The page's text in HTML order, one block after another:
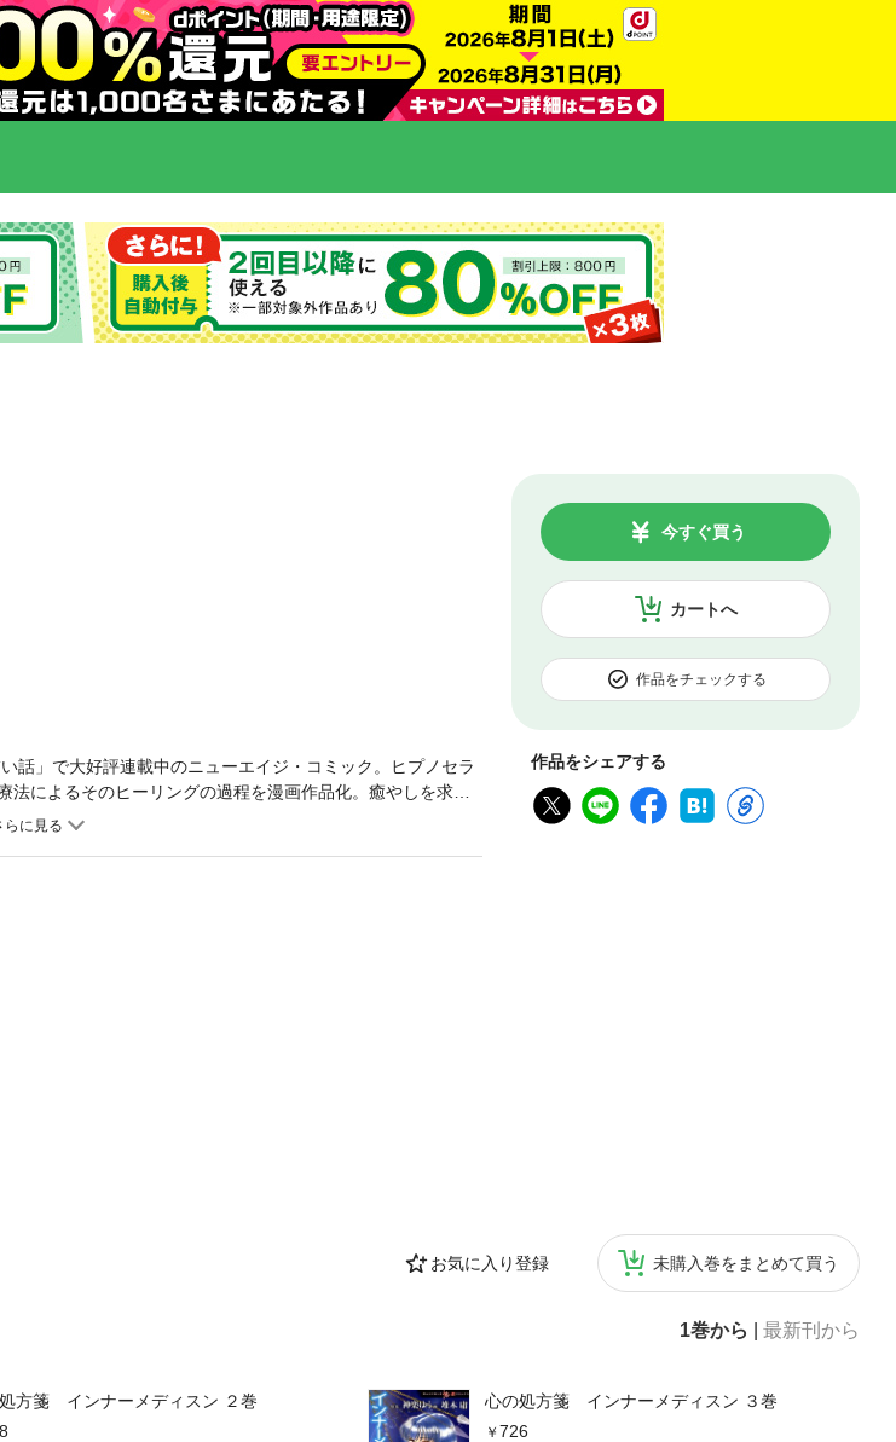
カートへ
今すぐ買う
作品をチェックする
作品をシェアする
お気に入り登録 未購入巻をまとめて買う
1巻から 最新刊から
方箋 インナーメディスン ２巻
心の処方箋 インナーメディスン ３巻
726
話」で大好評連載中のニューエイジ・コミック。ヒプノセラ
によるそのヒーリングの過程を漫画作品化。癒やしを求め